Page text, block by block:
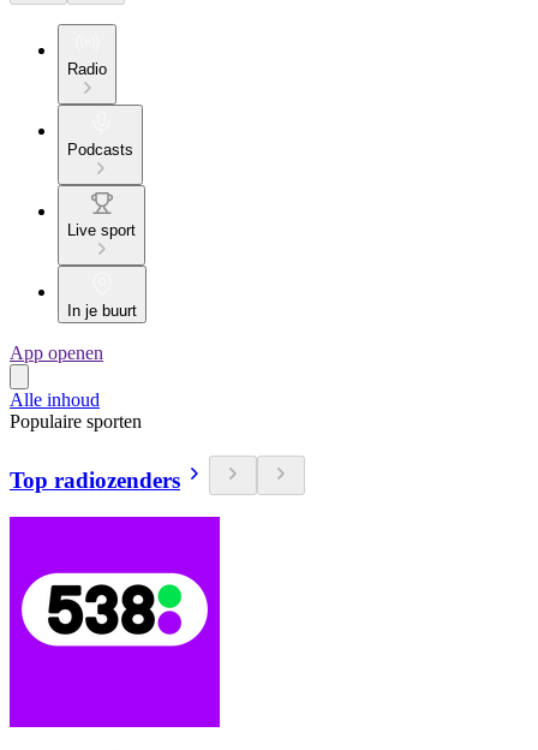
Radio
Podcasts
Live sport
In je buurt
App openen
Alle inhoud
Populaire sporten
Top radiozenders